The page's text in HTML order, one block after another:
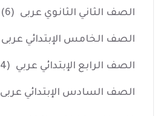
الصف الثاني الثانوي عربى (6)
الصف الخامس الإبتدائي عربى
الصف الرابع الإبتدائي عربي (14)
الصف السادس الإبتدائي عربى